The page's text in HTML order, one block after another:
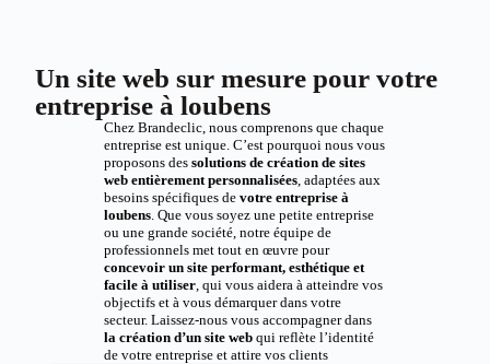
Un site web sur mesure pour votre
entreprise à loubens
Chez Brandeclic, nous comprenons que chaque
entreprise est unique. C’est pourquoi nous vous
proposons des solutions de création de sites
web entièrement personnalisées, adaptées aux
besoins spécifiques de votre entreprise à
loubens. Que vous soyez une petite entreprise
ou une grande société, notre équipe de
professionnels met tout en œuvre pour
concevoir un site performant, esthétique et
facile à utiliser, qui vous aidera à atteindre vos
objectifs et à vous démarquer dans votre
secteur. Laissez-nous vous accompagner dans
la création d’un site webqui reflète l’identité
de votre entreprise et attire vos clients